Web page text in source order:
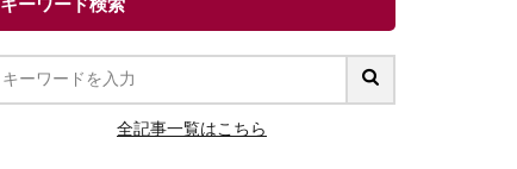
キーワード検索
全記事一覧はこちら